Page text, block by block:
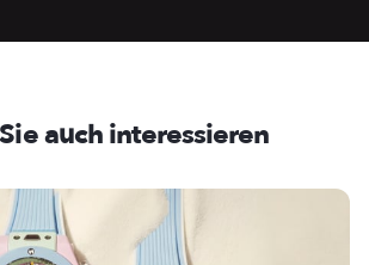
auch interessieren